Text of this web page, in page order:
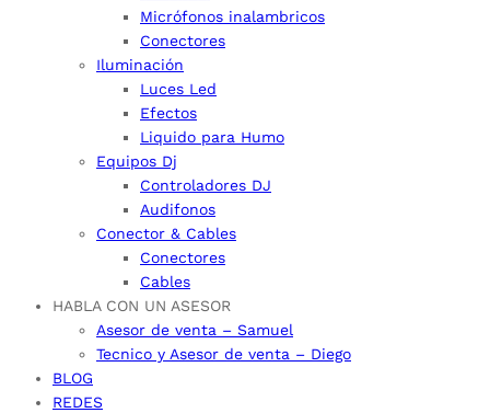
Micrófonos inalambricos
Conectores
Iluminación
Luces Led
Efectos
Liquido para Humo
Equipos Dj
Controladores DJ
Audifonos
Conector & Cables
Conectores
Cables
HABLA CON UN ASESOR
Asesor de venta – Samuel
Tecnico y Asesor de venta – Diego
BLOG
REDES